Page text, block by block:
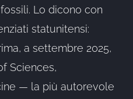
Lo dicono con
statunitensi:
a settembre 2025,
Sciences,
— la più autorevole